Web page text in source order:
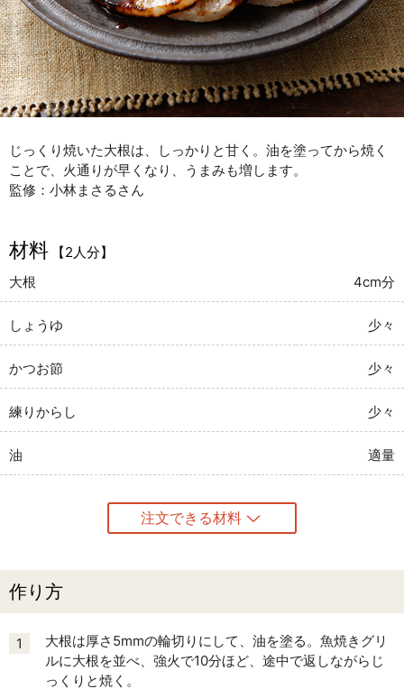
じっくり焼いた大根は、しっかりと甘く。油を塗ってから焼く
ことで、火通りが早くなり、うまみも増します。
監修：小林まさるさん
材料
【2人分】
大根
4cm分
しょうゆ 少々
かつお節 少々
練りからし 少々
油 適量
注文できる材料
作り方
1
大根は厚さ5mmの輪切りにして、油を塗る。魚焼きグリ
ルに大根を並べ、強火で10分ほど、途中で返しながらじ
っくりと焼く。